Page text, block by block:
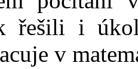
řešili i
v